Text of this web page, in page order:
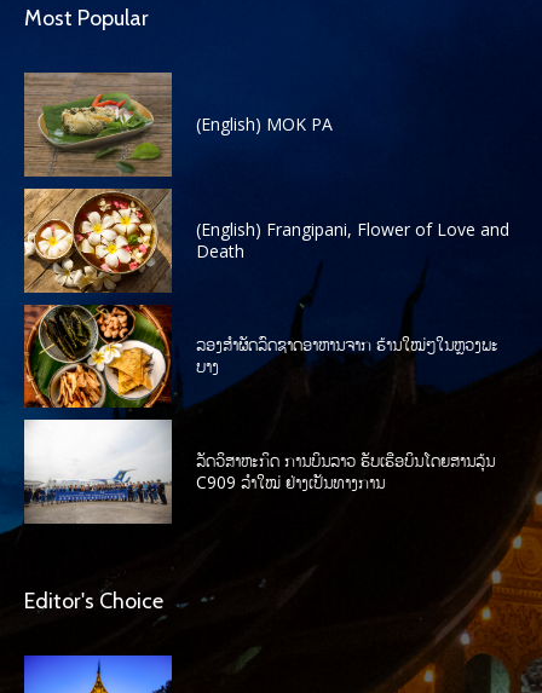
Most Popular
(English) MOK PA
(English) Frangipani, Flower of Love and
Death
ລອງສໍາຜັດລົດຊາດອາຫານຈາກ ຮ້ານໃໝ່ໆໃນຫຼວງພະ
ບາງ
ລັດວິສາຫະກິດ ການບິນລາວ ຮັບເຮືອບິນໂດຍສານລຸ້ນ
C909 ລໍາໃໝ່ ຢ່າງເປັນທາງການ
Editor's Choice